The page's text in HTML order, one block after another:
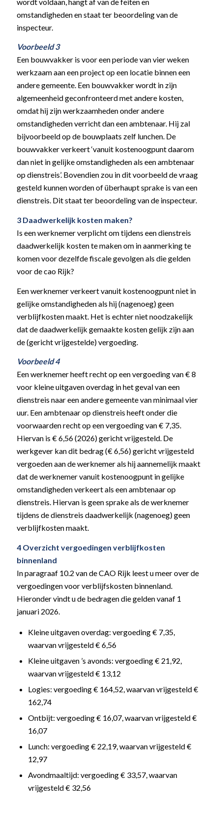
omstandigheden en staat ter beoordeling van de
inspecteur.
Voorbeeld 3
Een bouwvakker is voor een periode van vier weken
werkzaam aan een project op een locatie binnen een
andere gemeente. Een bouwvakker wordt in zijn
algemeenheid geconfronteerd met andere kosten,
omdat hij zijn werkzaamheden onder andere
omstandigheden verricht dan een ambtenaar. Hij zal
bijvoorbeeld op de bouwplaats zelf lunchen. De
bouwvakker verkeert ‘vanuit kostenoogpunt daarom
dan niet in gelijke omstandigheden als een ambtenaar
op dienstreis’. Bovendien zou in dit voorbeeld de vraag
gesteld kunnen worden of überhaupt sprake is van een
dienstreis. Dit staat ter beoordeling van de inspecteur.
3 Daadwerkelijk kosten maken?
Is een werknemer verplicht om tijdens een dienstreis
daadwerkelijk kosten te maken om in aanmerking te
komen voor dezelfde fiscale gevolgen als die gelden
voor de cao Rijk?
Een werknemer verkeert vanuit kostenoogpunt niet in
gelijke omstandigheden als hij (nagenoeg) geen
verblijfkosten maakt. Het is echter niet noodzakelijk
dat de daadwerkelijk gemaakte kosten gelijk zijn aan
de (gericht vrijgestelde) vergoeding.
Voorbeeld 4
Een werknemer heeft recht op een vergoeding van € 8
voor kleine uitgaven overdag in het geval van een
dienstreis naar een andere gemeente van minimaal vier
uur. Een ambtenaar op dienstreis heeft onder die
voorwaarden recht op een vergoeding van € 7,35.
Hiervan is € 6,56 (2026) gericht vrijgesteld. De
werkgever kan dit bedrag (€ 6,56) gericht vrijgesteld
vergoeden aan de werknemer als hij aannemelijk maakt
dat de werknemer vanuit kostenoogpunt in gelijke
omstandigheden verkeert als een ambtenaar op
dienstreis. Hiervan is geen sprake als de werknemer
tijdens de dienstreis daadwerkelijk (nagenoeg) geen
verblijfkosten maakt.
4 Overzicht vergoedingen verblijfkosten
binnenland
In paragraaf 10.2 van de CAO Rijk leest u meer over de
vergoedingen voor verblijfskosten binnenland.
Hieronder vindt u de bedragen die gelden vanaf 1
januari 2026.
Kleine uitgaven overdag: vergoeding € 7,35,
waarvan vrijgesteld € 6,56
Kleine uitgaven ’s avonds: vergoeding € 21,92,
waarvan vrijgesteld € 13,12
Logies: vergoeding € 164,52, waarvan vrijgesteld €
162,74
Ontbijt: vergoeding € 16,07, waarvan vrijgesteld €
16,07
Lunch: vergoeding € 22,19, waarvan vrijgesteld €
12,97
Avondmaaltijd: vergoeding € 33,57, waarvan
vrijgesteld € 32,56